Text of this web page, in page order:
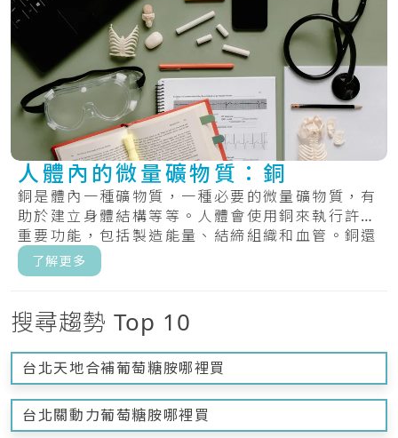
人體內的微量礦物質：銅
銅是體內一種礦物質，一種必要的微量礦物質，有
助於建立身體結構等等。人體會使用銅來執行許多
重要功能，包括製造能量、結締組織和血管。銅還
有助.....
了解更多
搜尋趨勢 Top 10
台北天地合補葡萄糖胺哪裡買
台北關動力葡萄糖胺哪裡買